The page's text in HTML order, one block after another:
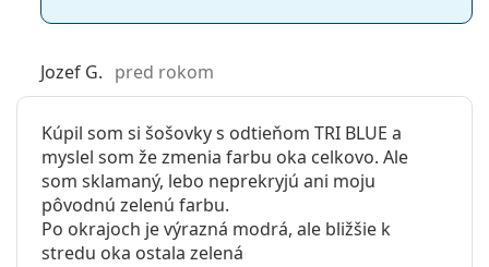
Jozef G. pred rokom
Kúpil som si šošovky s odtieňom TRI BLUE a
myslel som že zmenia farbu oka celkovo. Ale
som sklamaný, lebo neprekryjú ani moju
pôvodnú zelenú farbu.
Po okrajoch je výrazná modrá, ale bližšie k
stredu oka ostala zelená